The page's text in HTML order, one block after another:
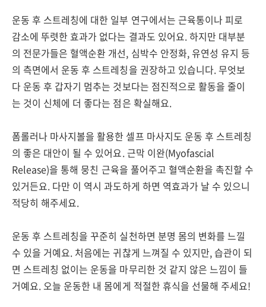
운동 후 스트레칭에 대한 일부 연구에서는 근육통이나 피로
감소에 뚜렷한 효과가 없다는 결과도 있어요. 하지만 대부분
의 전문가들은 혈액순환 개선, 심박수 안정화, 유연성 유지 등
의 측면에서 운동 후 스트레칭을 권장하고 있습니다. 무엇보
다 운동 후 갑자기 멈추는 것보다는 점진적으로 활동을 줄이
는 것이 신체에 더 좋다는 점은 확실해요.
폼롤러나 마사지볼을 활용한 셀프 마사지도 운동 후 스트레칭
의 좋은 대안이 될 수 있어요. 근막 이완(Myofascial
Release)을 통해 뭉친 근육을 풀어주고 혈액순환을 촉진할 수
있거든요. 다만 이 역시 과도하게 하면 역효과가 날 수 있으니
적당히 해주세요.
운동 후 스트레칭을 꾸준히 실천하면 분명 몸의 변화를 느낄
수 있을 거예요. 처음에는 귀찮게 느껴질 수 있지만, 습관이 되
면 스트레칭 없이는 운동을 마무리한 것 같지 않은 느낌이 들
거예요. 오늘 운동한 내 몸에게 적절한 휴식을 선물해 주세요!